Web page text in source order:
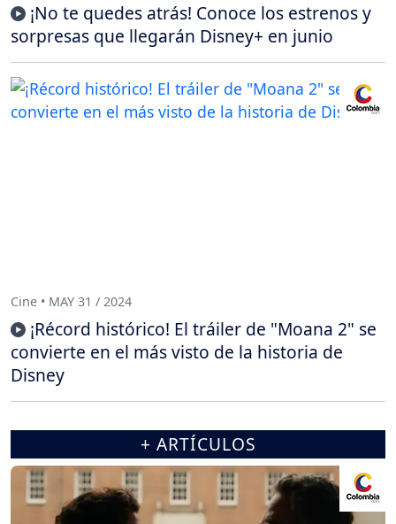
¡No te quedes atrás! Conoce los estrenos y
sorpresas que llegarán Disney+ en junio
Cine • MAY 31 / 2024
¡Récord histórico! El tráiler de "Moana 2" se
convierte en el más visto de la historia de
Disney
+ ARTÍCULOS